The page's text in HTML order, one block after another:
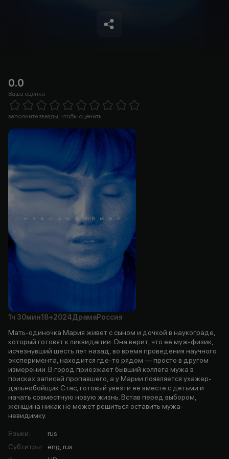
0.0
Ваша оценка
5 Stars
заполните звезды, чтобы оценить
1ч 30мин18+2024ДрамаРоссия
Мать-одиночка Мария живет с сыном и дочкой в наукограде,
который готовят к ликвидации. Она верит, что ее муж-физик,
исчезнувший шесть лет назад, во время проведения научного
эксперимента, находится где-то рядом — просто в другом
измерении. В город приезжает бывший коллега мужа в
поисках записей пропавшего, а у Марии появляется ухажер-
дальнобойщик Стас, готовый увезти ее вместе с детьми и
начать совместную новую жизнь. Встав перед выбором,
женщина никак не может решиться оставить мужа-
невидимку.
Языки:
rus
Субтитры:
eng, rus